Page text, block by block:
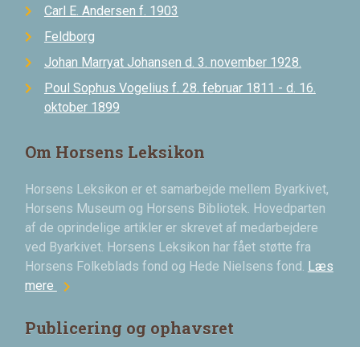
Carl E. Andersen f. 1903
Feldborg
Johan Marryat Johansen d. 3. november 1928.
Poul Sophus Vogelius f. 28. februar 1811 - d. 16.
oktober 1899
Om Horsens Leksikon
Horsens Leksikon er et samarbejde mellem Byarkivet,
Horsens Museum og Horsens Bibliotek. Hovedparten
af de oprindelige artikler er skrevet af medarbejdere
ved Byarkivet. Horsens Leksikon har fået støtte fra
Horsens Folkeblads fond og Hede Nielsens fond. Læs
mere chevron_right
Publicering og ophavsret